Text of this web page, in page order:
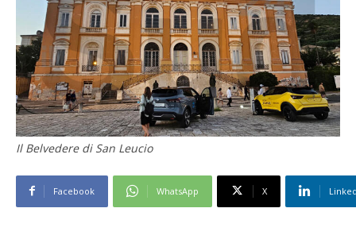
Il Belvedere di San Leucio
Facebook WhatsApp X